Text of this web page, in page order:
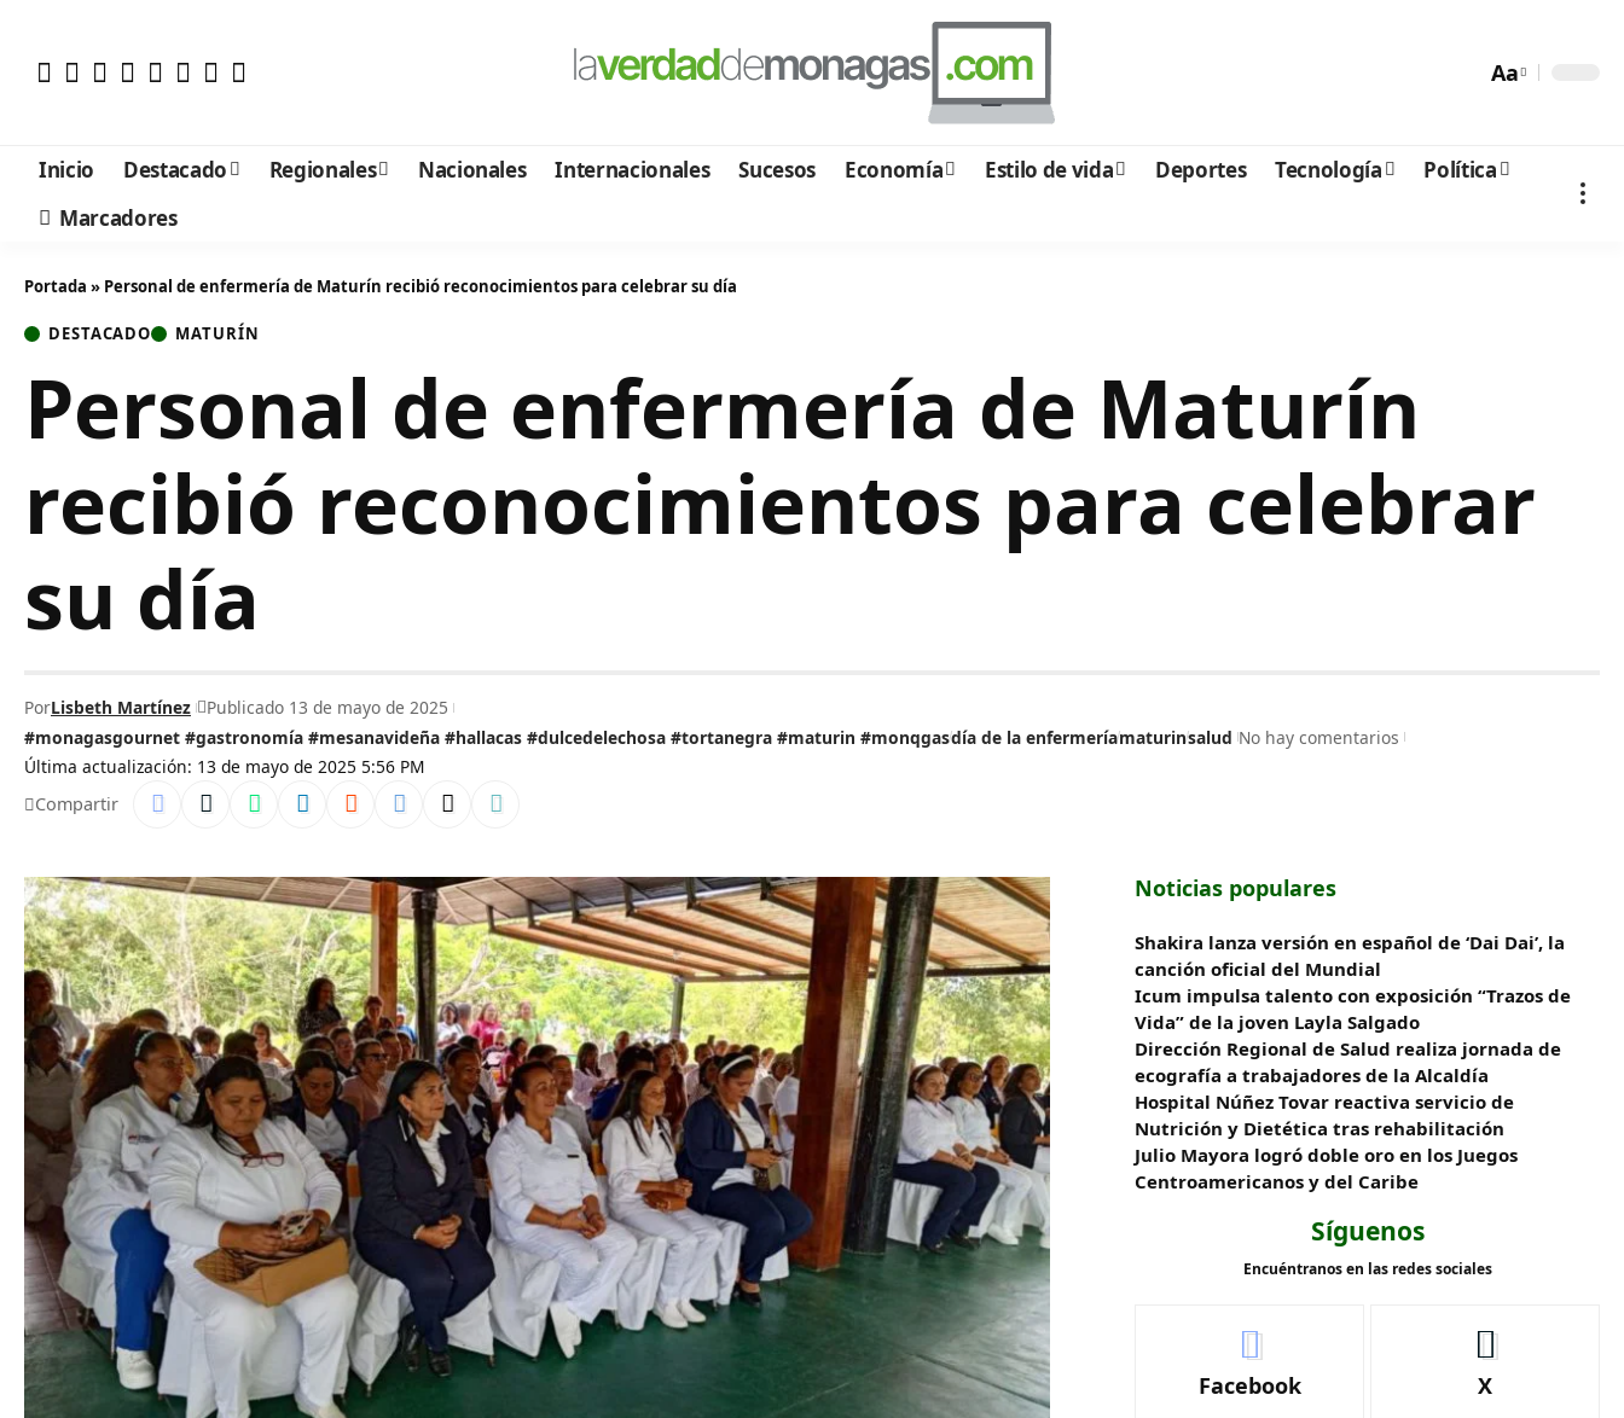
Aa
Inicio Destacado Regionales Nacionales Internacionales Sucesos Economía Estilo de vida Deportes Tecnología
Política
Marcadores
Portada » Personal de enfermería de Maturín recibió reconocimientos para celebrar su día
DESTACADO MATURÍN
Personal de enfermería de Maturín
recibió reconocimientos para celebrar
su día
Última actualización: 13 de mayo de 2025 5:56 PM
PorLisbeth Martínez
Publicado 13 de mayo de 2025
#monagasgournet #gastronomía #mesanavideña #hallacas #dulcedelechosa #tortanegra #maturin #monqgasdía de la enfermeríamaturinsalud No hay comentarios
Compartir
Noticias populares
Shakira lanza versión en español de ‘Dai Dai’, la
canción oficial del Mundial
Icum impulsa talento con exposición “Trazos de
Vida” de la joven Layla Salgado‎
‎Dirección Regional de Salud realiza jornada de
ecografía a trabajadores de la Alcaldía
Hospital Núñez Tovar reactiva servicio de
Nutrición y Dietética tras rehabilitación
Julio Mayora logró doble oro en los Juegos
Centroamericanos y del Caribe
Síguenos
Encuéntranos en las redes sociales
Facebook X